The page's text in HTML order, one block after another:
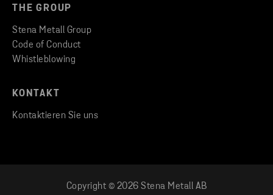
THE GROUP
Stena Metall Group
Code of Conduct
Whistleblowing
KONTAKT
Kontaktieren Sie uns
Copyright © 2026 Stena Metall AB